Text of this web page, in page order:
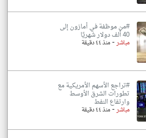
#من موظفة في أمازون إلى
40 ألف دولار شهريًا
مباشر-منذ ٤٤ دقيقة
#تراجع الأسهم الأمريكية مع
تطورات الشرق الأوسط
وارتفاع النفط
مباشر-منذ ٤٤ دقيقة